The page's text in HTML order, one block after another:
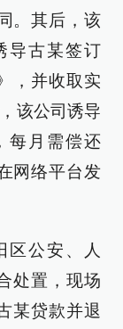
。其后，该
导古某签订
，并收取实
该公司诱导
每月需偿还
网络平台发
区公安、人
处置，现场
某贷款并退